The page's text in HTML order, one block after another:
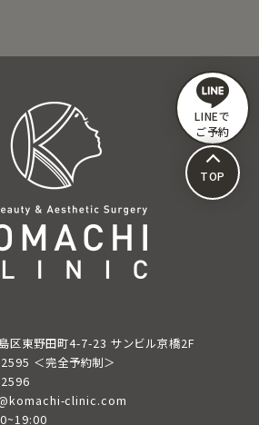
区東野田町4-7-23 サンビル京橋2F
＜完全予約制＞
clinic.com
LINEで
ご予約
TOP